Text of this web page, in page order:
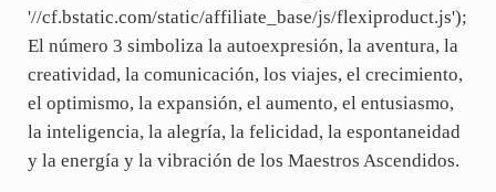
'//cf.bstatic.com/static/affiliate_base/js/flexiproduct.js');
El número 3 simboliza la autoexpresión, la aventura, la
creatividad, la comunicación, los viajes, el crecimiento,
el optimismo, la expansión, el aumento, el entusiasmo,
la inteligencia, la alegría, la felicidad, la espontaneidad
y la energía y la vibración de los Maestros Ascendidos.